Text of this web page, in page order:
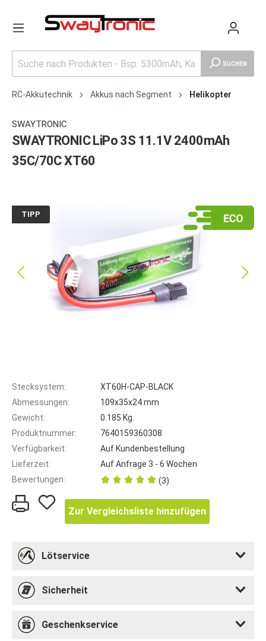
SUCHEN
RC-Akkutechnik Akkus nach Segment Helikopter
SWAYTRONIC
SWAYTRONIC LiPo 3S 11.1V 2400mAh
35C/70C XT60
TIPP
Stecksystem:
XT60H-CAP-BLACK
Abmessungen:
109x35x24 mm
Gewicht:
0.185 Kg.
Produktnummer:
7640159360308
Verfügbarkeit:
Auf Kundenbestellung
Lieferzeit:
Auf Anfrage 3 - 6 Wochen
Bewertungen:
(3)
Zur Vergleichsliste hinzufügen
Lötservice
Sicherheit
Geschenkservice